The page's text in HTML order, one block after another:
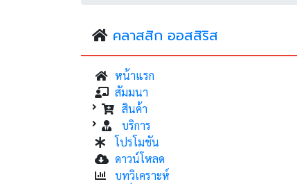
คลาสสิก ออสสิริส
หน้าแรก
สัมมนา
สินค้า
บริการ
โปรโมชัน
ดาวน์โหลด
บทวิเคราะห์